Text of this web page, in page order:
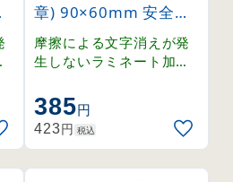
章) 90×60mm 安全ピ
ン式 衛生管理者 (1260
15)
摩擦による文字消えが発
生しないラミネート加工
385円
423円 税込